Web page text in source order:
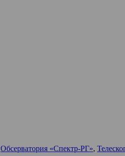
Обсерватория «Спектр-РГ»,